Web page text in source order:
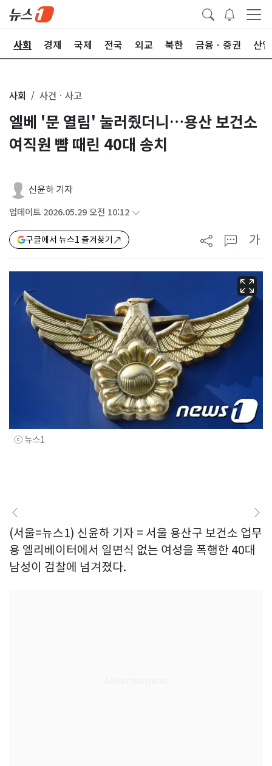
사회 경제 국제 전국 외교 북한 금융ㆍ증권 산업
사회 사건ㆍ사고
엘베 '문 열림' 눌러줬더니…용산 보건소
여직원 뺨 때린 40대 송치
신윤하 기자
업데이트 2026.05.29 오전 10:12
구글에서 뉴스1 즐겨찾기 가
ⓒ 뉴스1
(서울=뉴스1) 신윤하 기자 = 서울 용산구 보건소 업무
용 엘리베이터에서 일면식 없는 여성을 폭행한 40대
남성이 검찰에 넘겨졌다.